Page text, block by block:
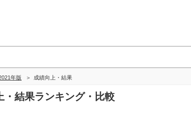
年版 成績向上・結果
・結果ランキング・比較